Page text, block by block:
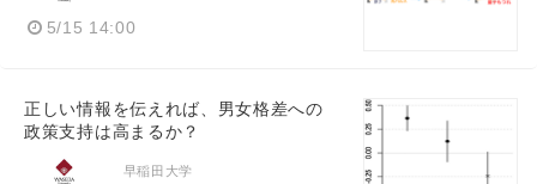
5/15 14:00
正しい情報を伝えれば、男女格差への
政策支持は高まるか？
早稲田大学